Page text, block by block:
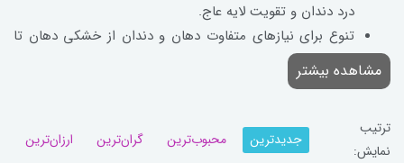
درد دندان و تقویت لایه عاج.
تنوع برای نیازهای متفاوت دهان و دندان از خشکی دهان تا
ارتودنسی.
طرح‌های ملایم برای استفاده روزانه بدون آسیب به مینای
گزینه‌های کاربردی برای گروه‌های خاص (سالمندان، دیابتی‌ها).
مشاهده بیشتر
ترتیب
نمایش:
جدیدترین محبوب‌ترین گران‌ترین ارزان‌ترین